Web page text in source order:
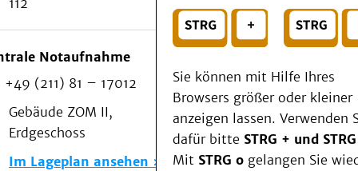
Wählen Sie ein Thema für Ihren
Notaufnahme
+49 (211) 81 – 17012
Gebäude ZOM II,
Erdgeschoss
Im Lageplan ansehen
Sie können mit Hilfe Ihres
Browsers größer oder kleiner
anzeigen lassen. Verwenden
dafür bitte STRG + und
Mit STRG o gelangen Sie
Als Patient am UKD
Beratung und Unterstützung
Veranstaltungen
Kommunikation im Medizinwesen (KIM)
Notfall
Forschung & Lehre
Medizinische Fakultät